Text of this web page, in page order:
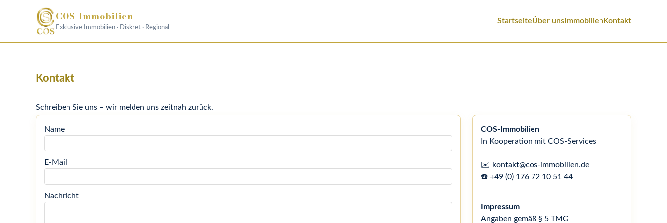
COS-Immobilien
Exklusive Immobilien · Diskret · Regional
StartseiteÜber uns Immobilien Kontakt
Kontakt
Schreiben Sie uns – wir melden uns zeitnah zurück.
Name
E-Mail
Nachricht
COS-Immobilien
In Kooperation mit COS-Services
✉️ kontakt@cos-immobilien.de
☎️ +49 (0) 176 72 10 51 44
Impressum
Angaben gemäß § 5 TMG